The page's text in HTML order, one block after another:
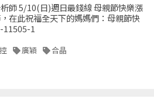
師 5/10(日)週日最錢線 母親節快樂漲
在此祝福全天下的媽媽們：母親節快
1
廣穎 合晶